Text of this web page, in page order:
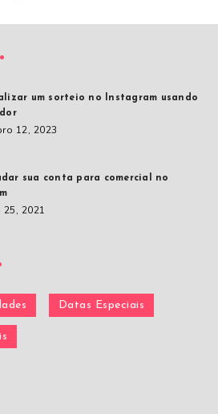
um sorteio no Instagram usando
12, 2023
sua conta para comercial no
25, 2021
Datas Especiais